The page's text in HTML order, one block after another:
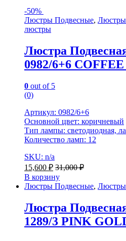
-50%
Люстры Подвесные, Люстры
люстры
Люстра
0982/6+6
0 out of 5
(0)
Артикул: 0982/6+6
Основной цвет: коричневый
Тип лампы: светодиодная,
Количество ламп: 12
SKU: n/a
15,600 ₽ 31,000₽
В корзину
Люстры Подвесные, Люстры
Люстра
1289/3 PINK